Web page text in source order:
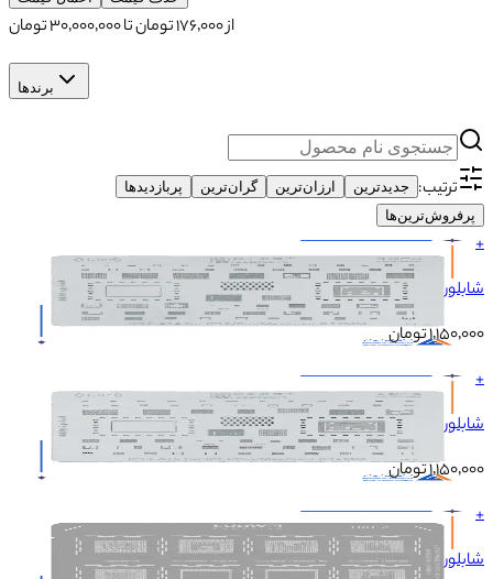
از۱۷۶٬۰۰۰تومان تا۳۰٬۰۰۰٬۰۰۰تومان
برندها
ترتیب: جدیدترین ارزان‌ترین گران‌ترین
پربازدیدها
پرفروش‌ترین‌ها
+
شابلون AMAOE U-IP8 IP12-A14
۱٬۱۵۰٬۰۰۰تومان
+
شابلون AMAOE U-IP9 IP13-A15 IP13/PRO/MAX/MINI
۱٬۱۵۰٬۰۰۰تومان
+
شابلون LUOWEI KIRIN HIU-2 CPU